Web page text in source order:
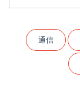
通信